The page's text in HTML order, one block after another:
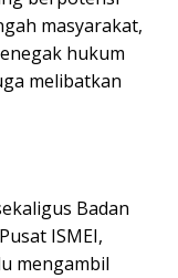
masyarakat,
hukum
melibatkan
Badan
ISMEI,
mengambil